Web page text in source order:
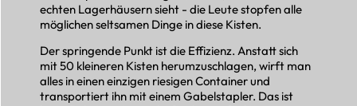
echten Lagerhäusern sieht - die Leute stopfen alle
möglichen seltsamen Dinge in diese Kisten.
Der springende Punkt ist die Effizienz. Anstatt sich
mit 50 kleineren Kisten herumzuschlagen, wirft man
alles in einen einzigen riesigen Container und
transportiert ihn mit einem Gabelstapler. Das ist